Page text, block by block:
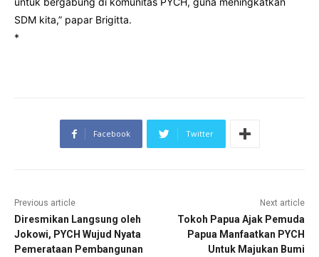
SDM kita,” papar Brigitta.
*
Facebook Twitter
Previous article
Diresmikan Langsung oleh
Jokowi, PYCH Wujud Nyata
Pemerataan Pembangunan
Next article
Tokoh Papua Ajak Pemuda
Papua Manfaatkan PYCH
Untuk Majukan Bumi